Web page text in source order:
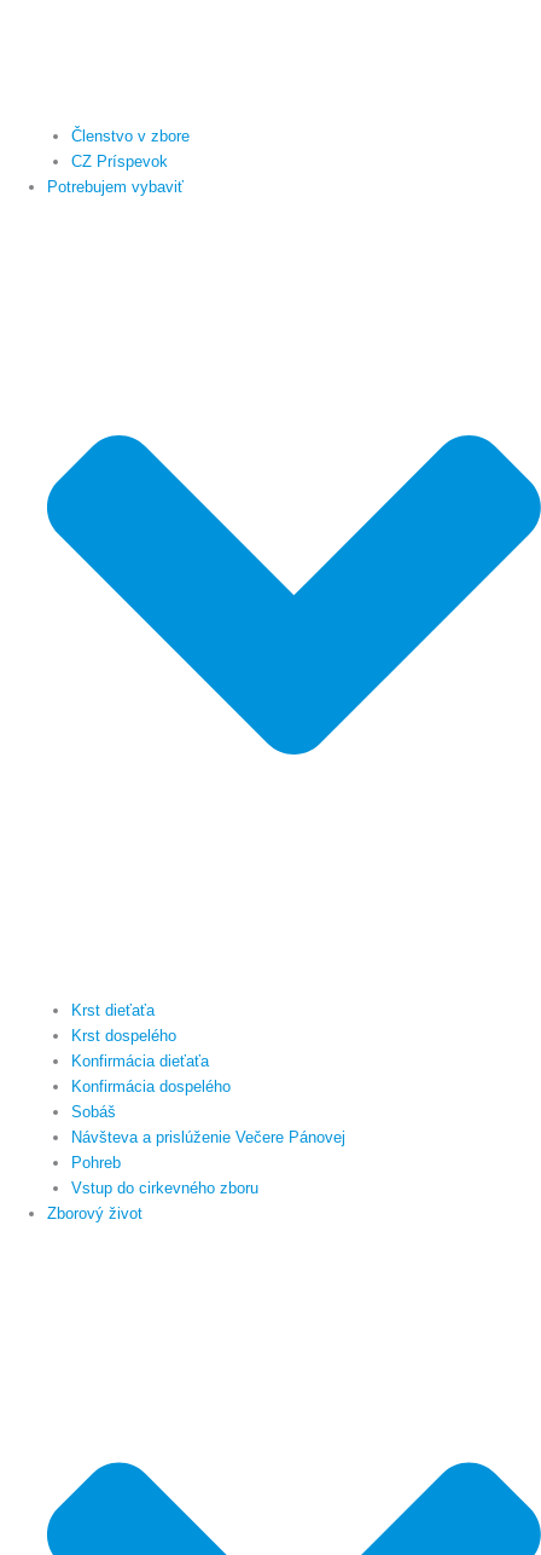
Členstvo v zbore
CZ Príspevok
Potrebujem vybaviť
Krst dieťaťa
Krst dospelého
Konfirmácia dieťaťa
Konfirmácia dospelého
Sobáš
Návšteva a prislúženie Večere Pánovej
Pohreb
Vstup do cirkevného zboru
Zborový život